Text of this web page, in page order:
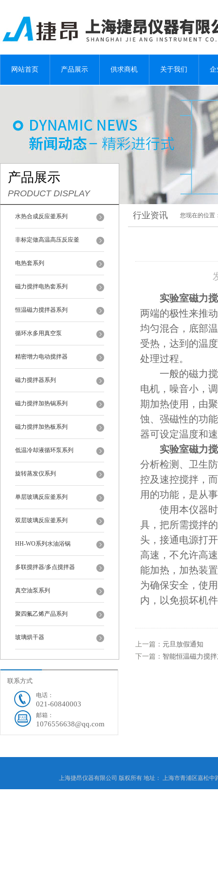
网站首页 产品展示 供求商机 关于我们 企
产品展示
PRODUCT DISPLAY
水热合成反应釜系列
非标定做高温高压反应釜
电热套系列
磁力搅拌电热套系列
恒温磁力搅拌器系列
循环水多用真空泵
精密增力电动搅拌器
磁力搅拌器系列
磁力搅拌加热锅系列
磁力搅拌加热板系列
低温冷却液循环泵系列
旋转蒸发仪系列
单层玻璃反应釜系列
双层玻璃反应釜系列
HH-WO系列水油浴锅
多联搅拌器/多点搅拌器
真空油泵系列
聚四氟乙烯产品系列
玻璃烘干器
联系方式
电话：
021-60840003
邮箱：
1076556638@qq.com
行业资讯 您现在的位置
实验室磁力
两端的极性来推
均匀混合，底部
受热，达到的温
处理过程。
一般的磁力搅
电机，噪音小，
期加热使用，由
蚀、强磁性的功
器可设定温度和
实验室磁力
分析检测、卫生
控及速控搅拌，
用的功能，是从
使用本仪器时
具，把所需搅拌
头，接通电源打
高速，不允许高
能加热，加热装
为确保安全，使
内，以免损坏机
上一篇： 元旦放假通知
下一篇： 智能恒温磁力搅
上海捷昂仪器有限公司 版权所有 地址： 上海市青浦区嘉松中